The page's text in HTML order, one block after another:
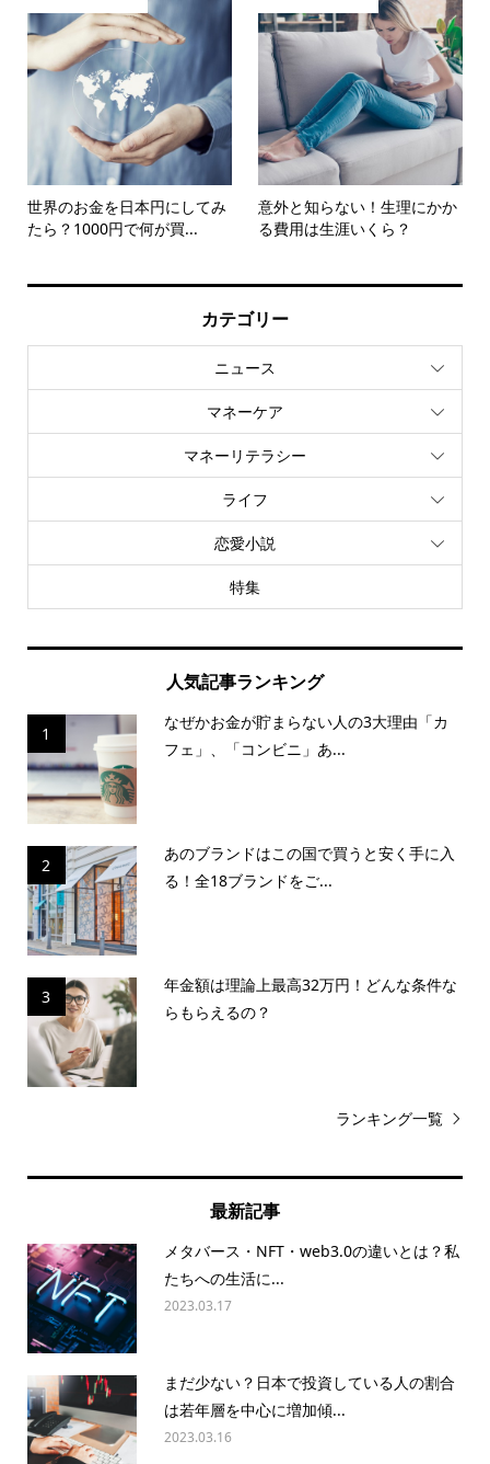
世界のお金を日本円にしてみ
たら？1000円で何が買...
意外と知らない！生理にかか
る費用は生涯いくら？
カテゴリー
ニュース
マネーケア
マネーリテラシー
ライフ
恋愛小説
特集
人気記事ランキング
1
なぜかお金が貯まらない人の3大理由「カ
フェ」、「コンビニ」あ...
2
あのブランドはこの国で買うと安く手に入
る！全18ブランドをご...
3
年金額は理論上最高32万円！どんな条件な
らもらえるの？
ランキング一覧
最新記事
メタバース・NFT・web3.0の違いとは？私
たちへの生活に...
2023.03.17
まだ少ない？日本で投資している人の割合
は若年層を中心に増加傾...
2023.03.16